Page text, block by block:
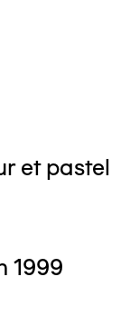
et pastel
1999